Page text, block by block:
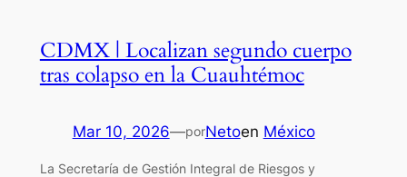
CDMX | Localizan segundo cuerpo
tras colapso en la Cuauhtémoc
Mar 10, 2026—porNetoen México
La Secretaría de Gestión Integral de Riesgos y